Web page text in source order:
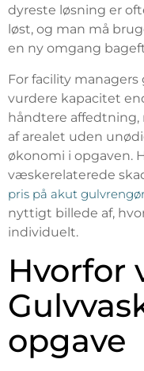
dyreste løsning er
løst, og man må
en ny omgang
For facility
vurdere kapacitet
håndtere
af arealet uden
økonomi i opgaven.
væskerelaterede
pris på akut
nyttigt billede af,
individuelt.
Hvorfor
opgave